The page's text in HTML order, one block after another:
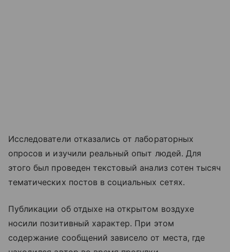
Исследователи отказались от лабораторных
опросов и изучили реальный опыт людей. Для
этого был проведен текстовый анализ сотен тысяч
тематических постов в социальных сетях.
Публикации об отдыхе на открытом воздухе
носили позитивный характер. При этом
содержание сообщений зависело от места, где